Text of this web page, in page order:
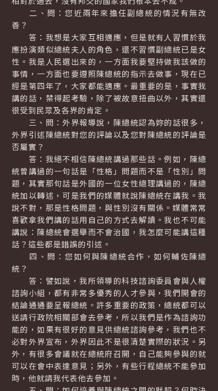
二、問：您近兩年來擔任副總統的情況有無改
善？
答：我想是大家互相適應，但是就有人習慣於我
應扮演類似總統夫人的角色，還不習慣副總統已是女
性。我是人民選出來的，一方面我要堅持做我該做的
事情，一方面也要遵照陳總統的指示去做事，現在已
經是第四年了，大家都能適應。最重要的是，事實我
講的話，禁得起考驗，除了被故意扭曲以外，其實還
很受到民眾及各界的肯定。
三、問：外界報導說，陳總統認為妳的話很多，
外界引述陳總統對您的評論以及您對陳總統的評論是
否屬實？
答：我絕不相信陳總統講過那些話。例如，陳總
統曾講過的一句話是「性格」問題而不是「性別」問
題，其實那句話是外國的一位女性總理講過的，陳總
統加以轉述，可是我們的媒體就說陳總統在講我。我
說不對，那是性格問題，與性別沒有關係。媒體常常
喜歡拿我們講的話用自己的方式去解讀。我也不可能
講說：陳總統會選舉而不會治國，我怎麼可能講這種
話？這些都是錯誤的引述。
四、問：您如何與陳總統合作，如何輔佐陳總
統？
答：譬如說，我所領導的科技諮詢委員會與人權
諮詢小組，都有非常多優秀的人才參與，我們開會的
結論通通要呈報總統。許多重要的政策，總統都可以
送請行政院相關部會去參考，所以我們是作為諮詢功
能的，如果有很好的意見供總統諮詢參考，我們也不
必對外界宣布，外界因此不是很清楚實際的狀況。另
外，有很多會議就在總統府召開，自己能夠參與的就
可以在會中表達意見；另外，有些行程總統不能參加
時，他就請我代表他去參加。